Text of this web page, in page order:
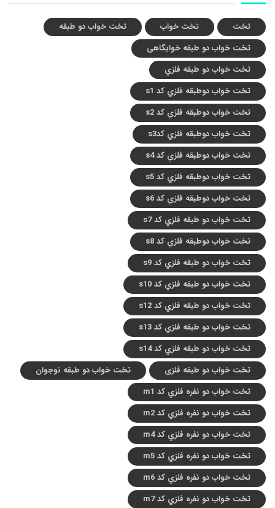
تخت تخت خواب
تخت خواب دو طبقه
تخت خواب دو طبقه خوابگاهی
تخت خواب دو طبقه فلزي
تخت خواب دوطبقه فلزي کد s1
تخت خواب دوطبقه فلزي کد s2
تخت خواب دوطبقه فلزي کدs3
تخت خواب دوطبقه فلزي کد s4
تخت خواب دوطبقه فلزي کد s5
تخت خواب دوطبقه فلزي کد s6
تخت خواب دو طبقه فلزي کد s7
تخت خواب دوطبقه فلزي کد s8
تخت خواب دو طبقه فلزي کد s9
تخت خواب دو طبقه فلزي کد s10
تخت خواب دو طبقه فلزي کد s12
تخت خواب دو طبقه فلزي کد s13
تخت خواب دو طبقه فلزي کد s14
تخت خواب دو طبقه فلزی
تخت خواب دو طبقه نوجوان
تخت خواب دو نفره فلزي کد m1
تخت خواب دو نفره فلزي کد m2
تخت خواب دو نفره فلزي کد m4
تخت خواب دو نفره فلزي کد m5
تخت خواب دو نفره فلزي کد m6
تخت خواب دو نفره فلزي کد m7